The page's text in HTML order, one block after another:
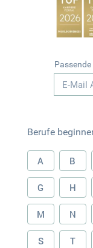
Berufe
A B
G H
M N
S T